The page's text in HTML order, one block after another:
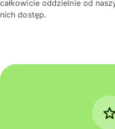
całkowicie oddzielnie od
nich dostęp.